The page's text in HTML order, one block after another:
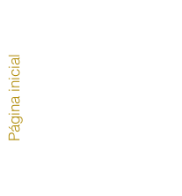
Página inicial